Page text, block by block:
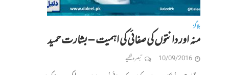
بلاگز
منہ اور دانتوں کی صفائی کی اہمیت – بشارت حمید
10/09/2016 تبصرہ لکھیے